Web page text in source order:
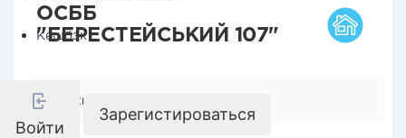
Кешбэк
Войти
Зарегистироваться
ОСББ
"БЕРЕСТЕЙСЬКИЙ 107"
Реквизиты компании